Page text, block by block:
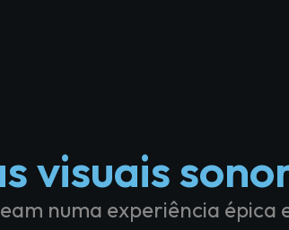
visuais
numa experiência épica